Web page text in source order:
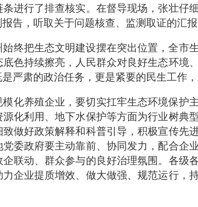
进行了排查核实。在督导现场，张壮仔
告，听取关于问题核查、监测取证的汇报
终把生态文明建设摆在突出位置，全市
色持续擦亮，人民群众对良好生态环境
严肃的政治任务，更是紧要的民生工作
化养殖企业，要切实扛牢生态环境保护
化利用、地下水保护等方面为行业树典
做好政策解释和科普引导，积极宣传先
委政府要主动靠前、协同发力，配合企
联动、群众参与的良好治理氛围。各级
企业提质增效、做大做强、规范运行，